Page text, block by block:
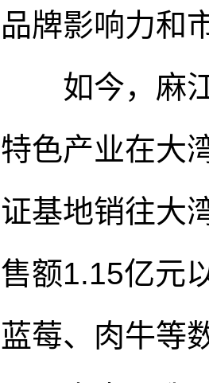
品牌影响力和
如今，麻江
特色产业在大
证基地销往大
售额1.15亿元
蓝莓、肉牛等